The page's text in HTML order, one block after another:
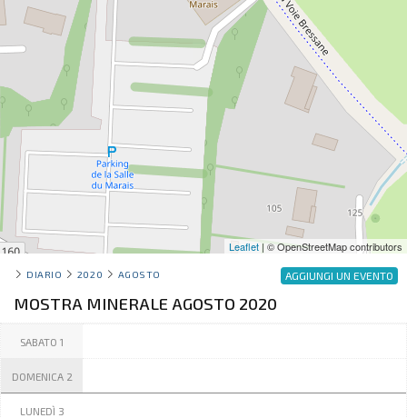
Leaflet | © OpenStreetMap contributors
AGGIUNGI UN EVENTO
DIARIO 2020 AGOSTO
MOSTRA MINERALE AGOSTO 2020
SABATO 1
DOMENICA 2
LUNEDÌ 3